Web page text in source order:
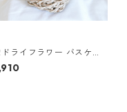
ドライフラワー バスケッ
モザ